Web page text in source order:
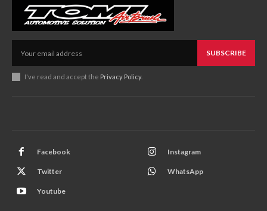
SUBSCRIBE
I've read and accept the Privacy Policy.
Facebook Instagram
Twitter WhatsApp
Youtube